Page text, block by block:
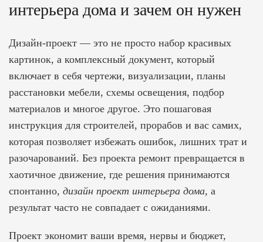
интерьера дома и зачем он нужен
Дизайн-проект — это не просто набор красивых
картинок, а комплексный документ, который
включает в себя чертежи, визуализации, планы
расстановки мебели, схемы освещения, подбор
материалов и многое другое. Это пошаговая
инструкция для строителей, прорабов и вас самих,
которая позволяет избежать ошибок, лишних трат и
разочарований. Без проекта ремонт превращается в
хаотичное движение, где решения принимаются
спонтанно, дизайн проект интерьера дома, а
результат часто не совпадает с ожиданиями.
Проект экономит ваши время, нервы и бюджет,